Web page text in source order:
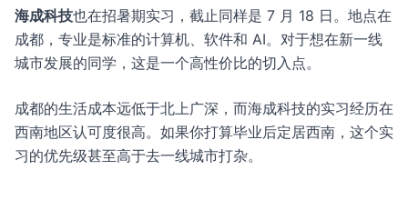
海成科技也在招暑期实习，截止同样是 7 月 18 日。地点在
成都，专业是标准的计算机、软件和 AI。对于想在新一线
城市发展的同学，这是一个高性价比的切入点。
成都的生活成本远低于北上广深，而海成科技的实习经历在
西南地区认可度很高。如果你打算毕业后定居西南，这个实
习的优先级甚至高于去一线城市打杂。